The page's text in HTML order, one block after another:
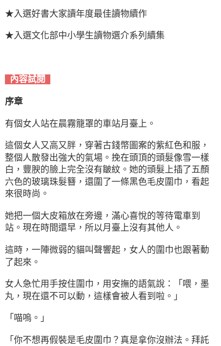
★入選好書大家讀年度最佳讀物續作
★入選文化部中小學生讀物選介系列續集
內容試閱
序章
有個女人站在晨霧籠罩的車站月臺上。
這個女人又高又胖，穿著古錢幣圖案的紫紅色和服，
整個人散發出強大的氣場。挽在頭頂的頭髮像雪一樣
白，豐腴的臉上完全沒有皺紋。她的頭髮上插了五顏
六色的玻璃珠髮簪，還圍了一條黑色毛皮圍巾，看起
來很時尚。
她把一個大皮箱放在旁邊，滿心喜悅的等待電車到
站。現在時間還早，所以月臺上沒有其他人。
這時，一陣微弱的貓叫聲響起，女人的圍巾也跟著動
了起來。
女人急忙用手按住圍巾，用安撫的語氣說：「喂，墨
丸，現在還不可以動，這樣會被人看到啦。」
「喵嗚。」
「你不想再假裝是毛皮圍巾？真是拿你沒辦法。拜託